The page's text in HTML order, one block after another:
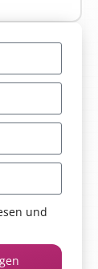
und